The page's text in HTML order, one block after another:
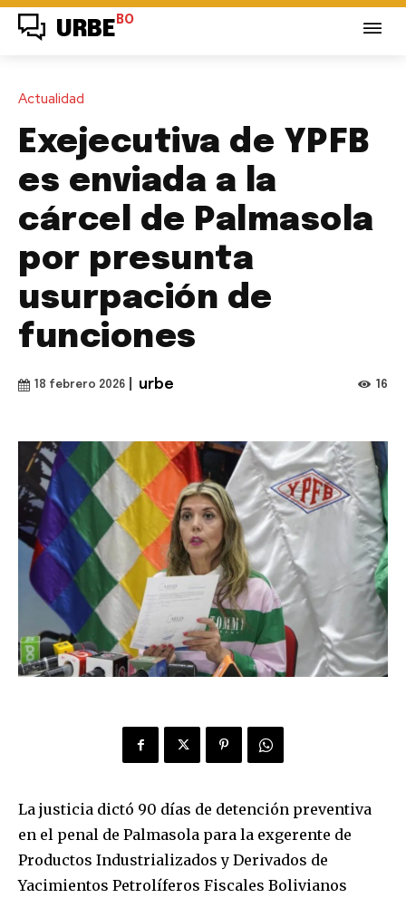
URBE BO
Actualidad
Exejecutiva de YPFB
es enviada a la
cárcel de Palmasola
por presunta
usurpación de
funciones
18 febrero 2026 urbe 16
La justicia dictó 90 días de detención preventiva
en el penal de Palmasola para la exgerente de
Productos Industrializados y Derivados de
Yacimientos Petrolíferos Fiscales Bolivianos